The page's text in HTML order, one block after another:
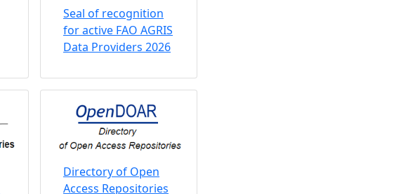
Seal of recognition
for active FAO AGRIS
Data Providers 2026
Directory of Open
Access Repositories